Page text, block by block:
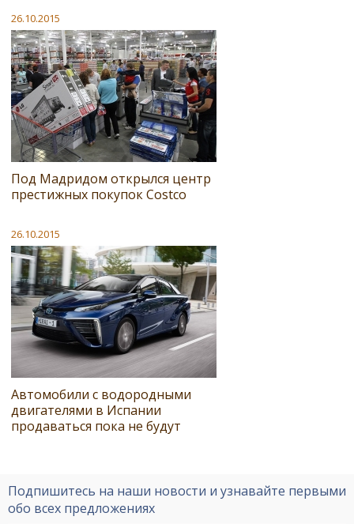
26.10.2015
Под Мадридом открылся центр
престижных покупок Costco
26.10.2015
Автомобили с водородными
двигателями в Испании
продаваться пока не будут
Подпишитесь на наши новости и узнавайте первыми
обо всех предложениях